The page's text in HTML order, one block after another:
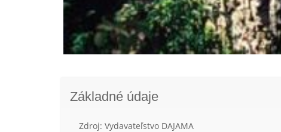
Základné údaje
Zdroj: Vydavateľstvo DAJAMA